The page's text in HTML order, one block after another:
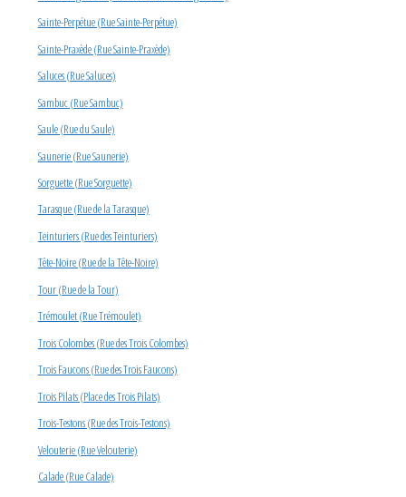
Sainte-Perpétue (Rue Sainte-Perpétue)
Sainte-Praxède (Rue Sainte-Praxède)
Saluces (Rue Saluces)
Sambuc (Rue Sambuc)
Saule (Rue du Saule)
Saunerie (Rue Saunerie)
Sorguette (Rue Sorguette)
Tarasque (Rue de la Tarasque)
Teinturiers (Rue des Teinturiers)
Tête-Noire (Rue de la Tête-Noire)
Tour (Rue de la Tour)
Trémoulet (Rue Trémoulet)
Trois Colombes (Rue des Trois Colombes)
Trois Faucons (Rue des Trois Faucons)
Trois Pilats (Place des Trois Pilats)
Trois-Testons (Rue des Trois-Testons)
Velouterie (Rue Velouterie)
Calade (Rue Calade)